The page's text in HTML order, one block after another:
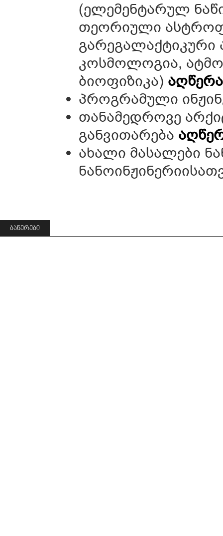
(ელემენტარულ
თეორიული
გარეგალაქტიკური
კოსმოლოგია,
ბიოფიზიკა)
პროგრამული
თანამედროვე
განვითარება
ახალი მასალები
ᲑᲐᲜᲔᲠᲔᲑᲘ